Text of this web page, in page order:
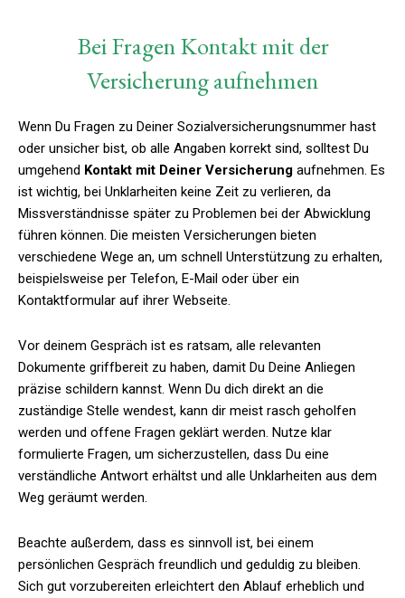
Bei Fragen Kontakt mit der
Versicherung aufnehmen
Wenn Du Fragen zu Deiner Sozialversicherungsnummer hast
oder unsicher bist, ob alle Angaben korrekt sind, solltest Du
umgehend Kontakt mit Deiner Versicherung aufnehmen. Es
ist wichtig, bei Unklarheiten keine Zeit zu verlieren, da
Missverständnisse später zu Problemen bei der Abwicklung
führen können. Die meisten Versicherungen bieten
verschiedene Wege an, um schnell Unterstützung zu erhalten,
beispielsweise per Telefon, E-Mail oder über ein
Kontaktformular auf ihrer Webseite.
Vor deinem Gespräch ist es ratsam, alle relevanten
Dokumente griffbereit zu haben, damit Du Deine Anliegen
präzise schildern kannst. Wenn Du dich direkt an die
zuständige Stelle wendest, kann dir meist rasch geholfen
werden und offene Fragen geklärt werden. Nutze klar
formulierte Fragen, um sicherzustellen, dass Du eine
verständliche Antwort erhältst und alle Unklarheiten aus dem
Weg geräumt werden.
Beachte außerdem, dass es sinnvoll ist, bei einem
persönlichen Gespräch freundlich und geduldig zu bleiben.
Sich gut vorzubereiten erleichtert den Ablauf erheblich und